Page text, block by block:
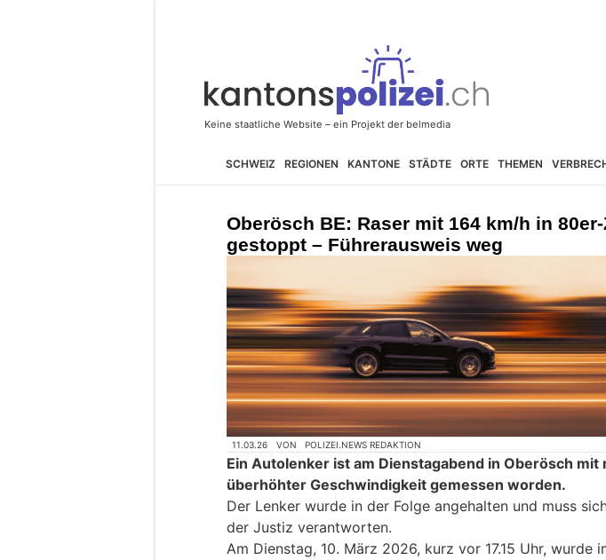
SCHWEIZ REGIONEN KANTONE STÄDTE ORTE THEMEN
Oberösch BE: Raser mit 164 km/h in
gestoppt – Führerausweis weg
11.03.26 VON POLIZEI.NEWS REDAKTION
Ein Autolenker ist am Dienstagabend in Oberösch mit
überhöhter Geschwindigkeit gemessen worden.
Der Lenker wurde in der Folge angehalten und muss
der Justiz verantworten.
Am Dienstag, 10. März 2026, kurz vor 17.15 Uhr, wurde